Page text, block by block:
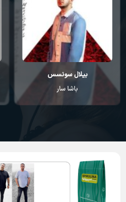
ارسای اونر
ایکی آشیک